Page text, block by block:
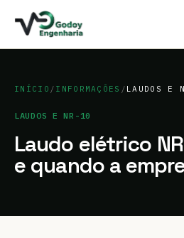
INÍCIO / INFORMAÇÕES / LAUDOS E
LAUDOS E NR-10
Laudo elétrico
e quando a